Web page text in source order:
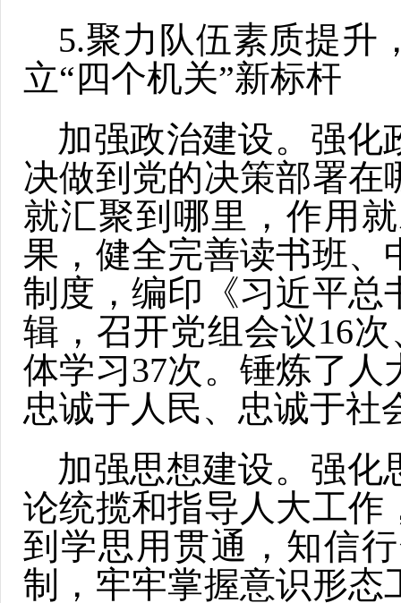
5.聚力队伍素质提升
立“四个机关”新标杆
加强政治建设。强化
决做到党的决策部署
就汇聚到哪里，作用
果，健全完善读书班、
制度，编印《习近平总
辑，召开党组会议16
体学习37次。锤炼了
忠诚于人民、忠诚于社
加强思想建设。强化
论统揽和指导人大工作
到学思用贯通，知信
制，牢牢掌握意识形态